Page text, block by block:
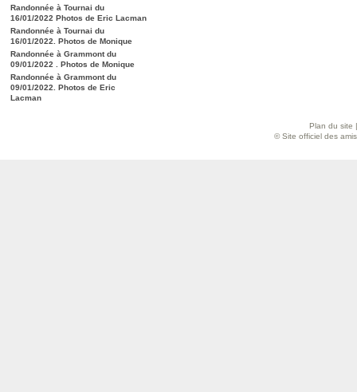
Randonnée à Tournai du
16/01/2022 Photos de Eric Lacman
Randonnée à Tournai du
16/01/2022. Photos de Monique
Randonnée à Grammont du
09/01/2022 . Photos de Monique
Randonnée à Grammont du
09/01/2022. Photos de Eric
Lacman
Plan du site
© Site officiel des